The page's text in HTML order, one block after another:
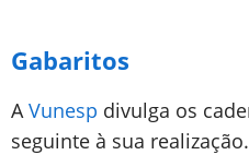
Gabaritos
AVunesp divulga os
seguinte à sua